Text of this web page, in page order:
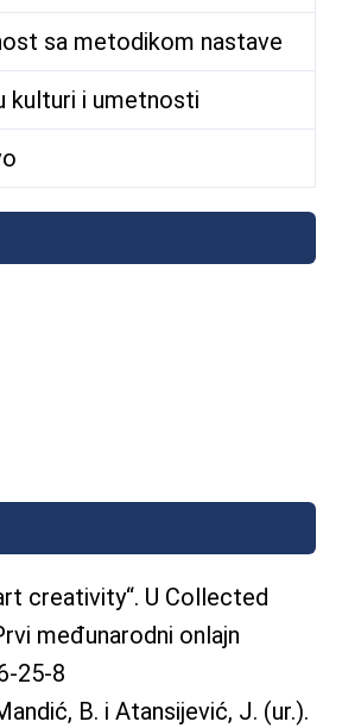
sa metodikom nastave
kulturi i umetnosti
creativity“. U Collected
međunarodni onlajn
25-8
B. i Atansijević, J. (ur.).